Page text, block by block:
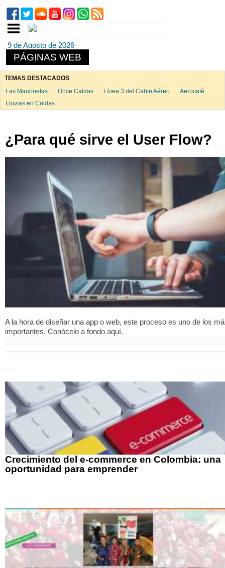
9 de Agosto de 2026
PÁGINAS WEB
TEMAS DESTACADOS
Las Marionetas
Once Caldas Línea 3 del Cable Aéreo
Aerocafé
Lluvias en Caldas
¿Para qué sirve el User Flow?
A la hora de diseñar una app o web, este proceso es uno de los
importantes. Conócelo a fondo aquí.
Crecimiento del e-commerce en Colombia: una
oportunidad para emprender